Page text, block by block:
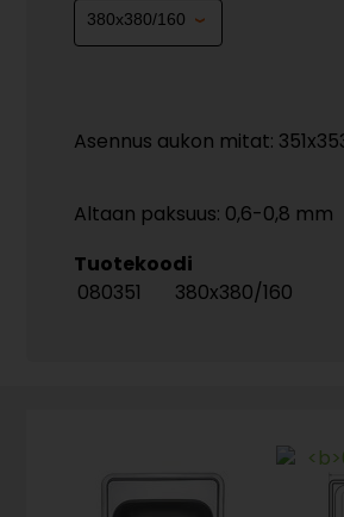
Asennus aukon mitat:
Altaan paksuus: 0,6-0,8 mm
Tuotekoodi
080351
380x380/160